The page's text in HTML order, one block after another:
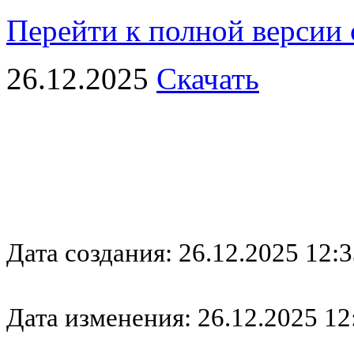
Перейти к полной версии
26.12.2025 Скачать
Дата создания: 26.12.2025
Дата изменения: 26.12.2025